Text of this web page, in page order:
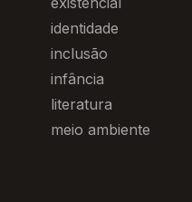
identidade
inclusão
infância
literatura
meio ambiente